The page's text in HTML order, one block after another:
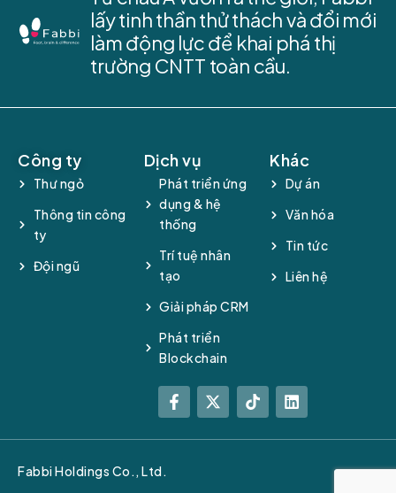
lấy tinh thần thử thách và đổi mới
làm động lực để khai phá thị
trường CNTT toàn cầu.
Công ty
Thư ngỏ
Thông tin công
ty
Đội ngũ
Dịch vụ
Phát triển ứng
dụng & hệ
thống
Trí tuệ nhân
tạo
Giải pháp CRM
Phát triển
Blockchain
Khác
Dự án
Văn hóa
Tin tức
Liên hệ
Fabbi Holdings Co., Ltd.